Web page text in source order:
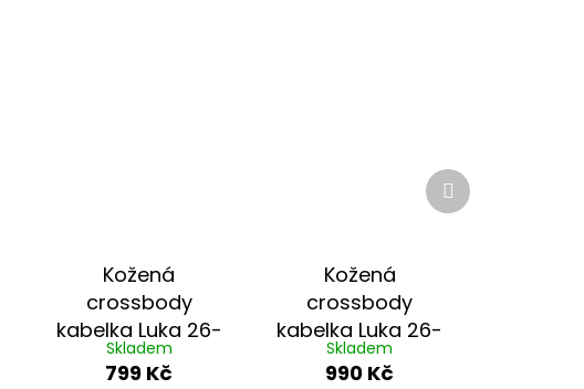
Kožená
crossbody
kabelka Luka 26-
116 žlutá
Skladem
799 Kč
Kožená
crossbody
kabelka Luka 26-
110 krémová
Skladem
990 Kč
Další
produkt